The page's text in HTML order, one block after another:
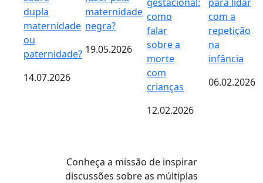
dupla
maternidade
ou
paternidade?
14.07.2026
maternidade
negra?
19.05.2026
como
falar
sobre a
morte
com
crianças
12.02.2026
com a
repetição
na
infância
06.02.2026
Conheça a missão de inspirar
discussões sobre as múltiplas